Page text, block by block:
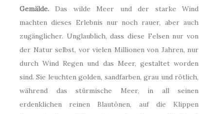
Gemälde. Das wilde Meer und der starke Wind
machten dieses Erlebnis nur noch rauer, aber auch
zugänglicher. Unglaublich, dass diese Felsen nur von
der Natur selbst, vor vielen Millionen von Jahren, nur
durch Wind Regen und das Meer, gestaltet worden
sind. Sie leuchten golden, sandfarben, grau und rötlich,
während das stürmische Meer, in all seinen
erdenklichen reinen Blautönen, auf die Klippen